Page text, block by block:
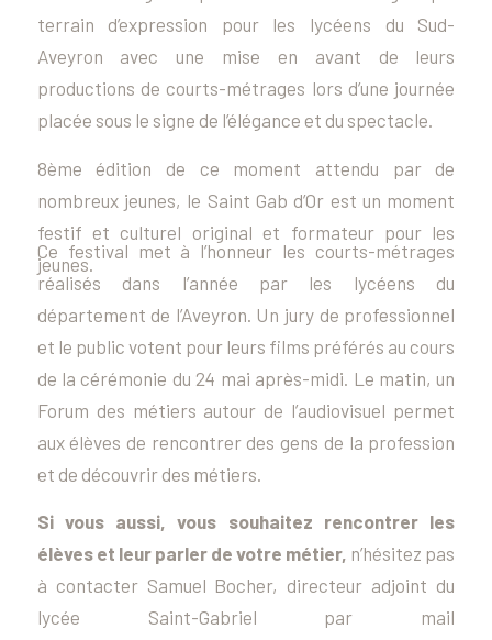
terrain d’expression pour les lycéens du Sud-
Aveyron avec une mise en avant de leurs
productions de courts-métrages lors d’une journée
placée sous le signe de l’élégance et du spectacle.
8ème édition de ce moment attendu par de
nombreux jeunes, le Saint Gab d’Or est un moment
festif et culturel original et formateur pour les
jeunes.
Ce festival met à l’honneur les courts-métrages
réalisés dans l’année par les lycéens du
département de l’Aveyron. Un jury de professionnel
et le public votent pour leurs films préférés au cours
de la cérémonie du 24 mai après-midi. Le matin, un
Forum des métiers autour de l’audiovisuel permet
aux élèves de rencontrer des gens de la profession
et de découvrir des métiers.
Si vous aussi, vous souhaitez rencontrer les
élèves et leur parler de votre métier, n’hésitez pas
à contacter Samuel Bocher, directeur adjoint du
lycée Saint-Gabriel par mail